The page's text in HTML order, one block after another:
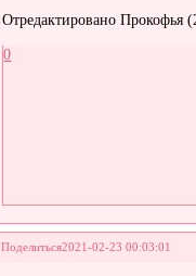
Отредактировано Прокофья
0
Поделиться2021-02-23 00:03:01